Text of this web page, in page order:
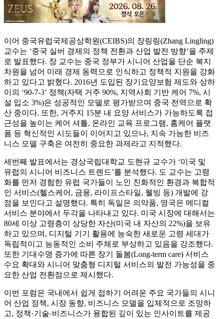
이어 중국유럽국제공상학원(CEIBS)의 장링링(Zhang Lingling)
교수는 ‘중국 실버 경제의 정책 전환과 산업 발전 방향’을 주제
로 발표했다. 장 교수는 중국 정부가 시니어 산업을 단순 복지
차원을 넘어 미래 경제 동력으로 인식하고 정책적 지원을 강화
하고 있다고 밝혔다. 2016년 도입된 장기요양보험 제도와 상하
이의 ‘90-7-3’ 정책(자택 거주 90%, 지역사회 기반 케어 7%, 시
설 입소 3%)은 성공적인 모델로 평가받으며 중국 전역으로 확
산 중이다. 또한, 거주지 15분 내 요양 서비스가 가능하도록 접
근성을 높이는 케어 셔틀, 온라인 교육 프로그램, 홈케어 플랫
폼 등 혁신적인 시도들이 이어지고 있으나, 지속 가능한 비즈
니스 모델 구축은 여전히 중요한 과제라고 지적했다.
세번째 발표에서는 경상국립대학교 도현규 교수가 ‘미국 및
유럽의 시니어 비즈니스 트렌드’를 분석했다. 도 교수는 고령
화를 먼저 경험한 유럽 국가들이 노인 친화적인 환경과 복합적
인 서비스(헬스케어, 금융, 라이프스타일, 웰빙 등) 개발에 강
점을 보인다고 설명했다. 특히 독일은 의약품, 영국은 메디컬
서비스 분야에서 두각을 나타내고 있다. 미국 시장에 대해서는
80세 이상 고령층이 상당한 자산(미국 내 자산의 22%)을 보유
하고 있으며, 디지털 기기 활용에 능숙한 새로운 고령 세대가
독립적이고 능동적인 소비 주체로 부상하고 있음을 강조했다.
또한 기대수명 증가에 따른 장기 돌봄(Long-term care) 서비스
수요 확대와 시니어 맞춤형 디지털 서비스의 발전 가능성을 중
요한 산업 전환점으로 제시했다.
이번 포럼은 국내에서 쉽게 접하기 어려운 주요 국가들의 시니
어 산업 정책, 시장 동향, 비즈니스 모델을 입체적으로 조망하
고, 정책·기술·비즈니스가 융합된 깊이 있는 인사이트를 제공